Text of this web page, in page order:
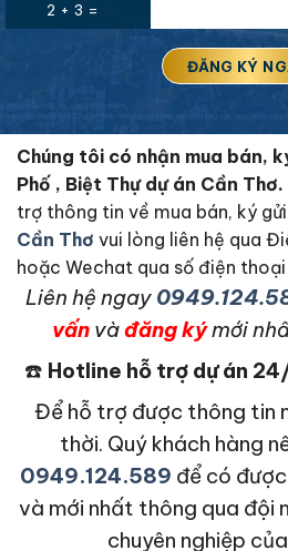
2 + 3 =
Chúng tôi có nhận mua bán,
Phố , Biệt Thự dự án Cần Thơ.
trợ thông tin về mua bán, ký
Cần Thơ vui lòng liên hệ qua
hoặc Wechat qua số điện thoại
Liên hệ ngay
vấn vàđăng kýmới
☎️ Hotline hỗ trợ dự án
Để hỗ trợ được thông tin
thời. Quý khách hàng
0949.124.589 để có
và mới nhất thông qua đội
chuyên nghiệp